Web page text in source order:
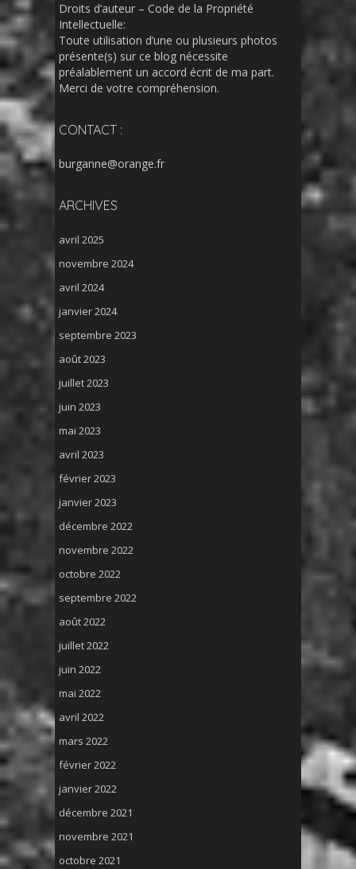
Droits d’auteur – Code de la Propriété
Intellectuelle:
Toute utilisation d’une ou plusieurs photos
présente(s) sur ce blog nécessite
préalablement un accord écrit de ma part.
Merci de votre compréhension.
CONTACT :
burganne@orange.fr
ARCHIVES
avril 2025
novembre 2024
avril 2024
janvier 2024
septembre 2023
août 2023
juillet 2023
juin 2023
mai 2023
avril 2023
février 2023
janvier 2023
décembre 2022
novembre 2022
octobre 2022
septembre 2022
août 2022
juillet 2022
juin 2022
mai 2022
avril 2022
mars 2022
février 2022
janvier 2022
décembre 2021
novembre 2021
octobre 2021